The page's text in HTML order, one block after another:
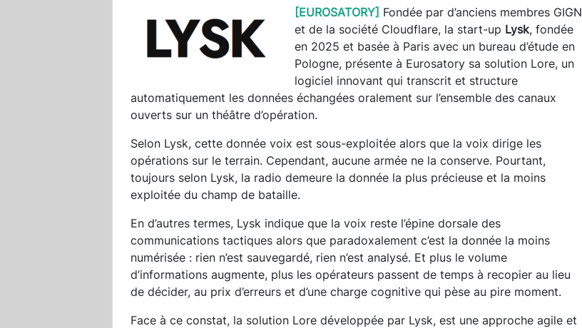
[EUROSATORY] Fondée par d’anciens membres GIGN
et de la société Cloudflare, la start-up Lysk, fondée
en 2025 et basée à Paris avec un bureau d’étude en
Pologne, présente à Eurosatory sa solution Lore, un
logiciel innovant qui transcrit et structure
automatiquement les données échangées oralement sur l’ensemble des canaux
ouverts sur un théâtre d’opération.
Selon Lysk, cette donnée voix est sous-exploitée alors que la voix dirige les
opérations sur le terrain. Cependant, aucune armée ne la conserve. Pourtant,
toujours selon Lysk, la radio demeure la donnée la plus précieuse et la moins
exploitée du champ de bataille.
En d’autres termes, Lysk indique que la voix reste l’épine dorsale des
communications tactiques alors que paradoxalement c’est la donnée la moins
numérisée : rien n’est sauvegardé, rien n’est analysé. Et plus le volume
d’informations augmente, plus les opérateurs passent de temps à recopier au lieu
de décider, au prix d’erreurs et d’une charge cognitive qui pèse au pire moment.
Face à ce constat, la solution Lore développée par Lysk, est une approche agile et